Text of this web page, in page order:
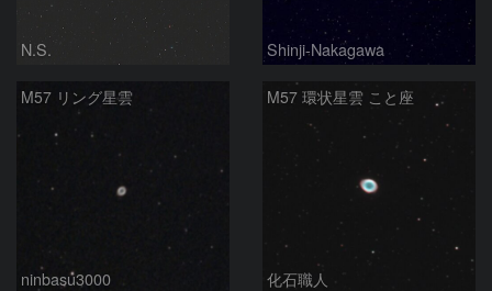
N.S. Shinji-Nakagawa
M57 リング星雲
ninbasu3000
M57 環状星雲 こと座
化石職人